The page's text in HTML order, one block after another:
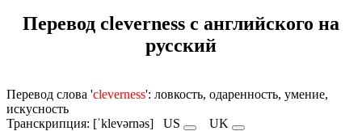
Перевод cleverness с английского на
русский
Перевод слова 'cleverness': ловкость, одаренность, умение,
искусность
Транскрипция: [ˈklevərnəs] US UK